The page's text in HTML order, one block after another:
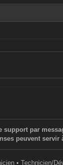
support par
peuvent servir
• Technicien/